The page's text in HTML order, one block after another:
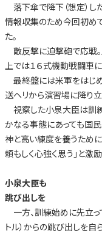
落下傘で降下（想定）し
情報収集のため今回初め
た。
敵反撃に迫撃砲で応戦。
上では１６式機動戦闘車に
最終盤には米軍をはじ
送ヘリから演習場に降り
視察した小泉大臣は訓
かなる事態にあっても国
神と高い練度を養うため
頼もしく心強く思う」と激励
小泉大臣も
跳び出しを
一方、訓練始めに先立
トル）からの跳び出しを自